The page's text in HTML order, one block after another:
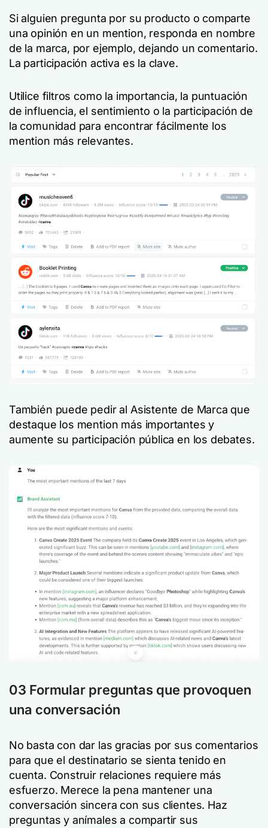
Si alguien pregunta por su producto o comparte
una opinión en un mention, responda en nombre
de la marca, por ejemplo, dejando un comentario.
La participación activa es la clave.
Utilice filtros como la importancia, la puntuación
de influencia, el sentimiento o la participación de
la comunidad para encontrar fácilmente los
mention más relevantes.
También puede pedir al Asistente de Marca que
destaque los mention más importantes y
aumente su participación pública en los debates.
03 Formular preguntas que provoquen
una conversación
No basta con dar las gracias por sus comentarios
para que el destinatario se sienta tenido en
cuenta. Construir relaciones requiere más
esfuerzo. Merece la pena mantener una
conversación sincera con sus clientes. Haz
preguntas y anímales a compartir sus